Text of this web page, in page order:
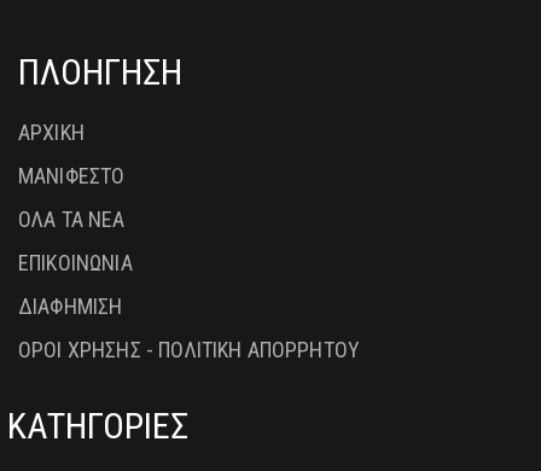
ΠΛΟΗΓΗΣΗ
ΑΡΧΙΚΗ
ΜΑΝΙΦΕΣΤΟ
ΟΛΑ ΤΑ ΝΕΑ
ΕΠΙΚΟΙΝΩΝΙΑ
ΔΙΑΦΗΜΙΣΗ
ΟΡΟΙ ΧΡΗΣΗΣ - ΠΟΛΙΤΙΚΗ ΑΠΟΡΡΗΤΟΥ
ΚΑΤΗΓΟΡΙΕΣ